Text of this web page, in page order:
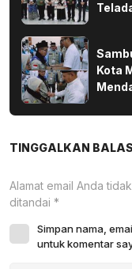
Kota
TINGGALKAN
Alamat email Anda
ditandai *
Simpan nama,
untuk komentar